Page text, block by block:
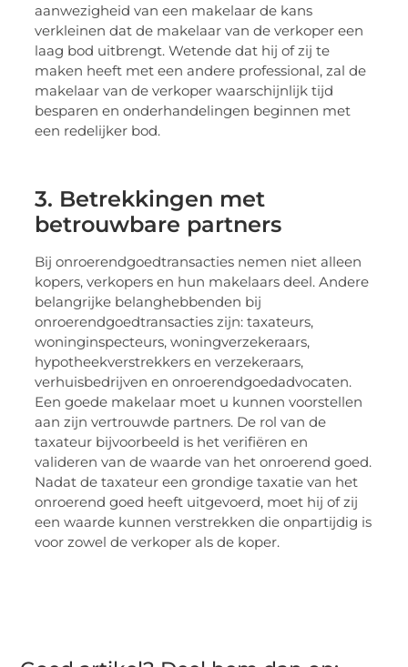
aanwezigheid van een makelaar de kans
verkleinen dat de makelaar van de verkoper een
laag bod uitbrengt. Wetende dat hij of zij te
maken heeft met een andere professional, zal de
makelaar van de verkoper waarschijnlijk tijd
besparen en onderhandelingen beginnen met
een redelijker bod.
3. Betrekkingen met
betrouwbare partners
Bij onroerendgoedtransacties nemen niet alleen
kopers, verkopers en hun makelaars deel. Andere
belangrijke belanghebbenden bij
onroerendgoedtransacties zijn: taxateurs,
woninginspecteurs, woningverzekeraars,
hypotheekverstrekkers en verzekeraars,
verhuisbedrijven en onroerendgoedadvocaten.
Een goede makelaar moet u kunnen voorstellen
aan zijn vertrouwde partners. De rol van de
taxateur bijvoorbeeld is het verifiëren en
valideren van de waarde van het onroerend goed.
Nadat de taxateur een grondige taxatie van het
onroerend goed heeft uitgevoerd, moet hij of zij
een waarde kunnen verstrekken die onpartijdig is
voor zowel de verkoper als de koper.